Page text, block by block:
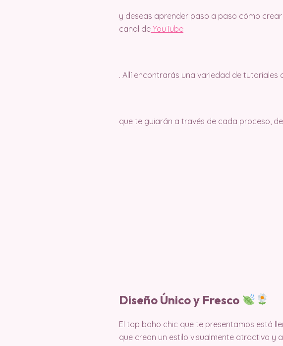
y deseas aprender paso a paso cómo
canal de YouTube
. Allí encontrarás una variedad de tutoriales
que te guiarán a través de cada proceso,
Diseño Único y Fresco
El top boho chic que te presentamos está
que crean un estilo visualmente atractivo y